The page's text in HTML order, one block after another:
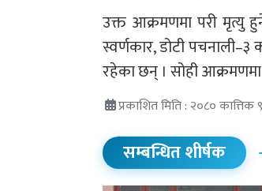
उक्त आक्रमणमा परी मृत्यु
स्वर्णकार, डोटी
रहेका छन् । सोही आक्रमणमा
प्रकाशित मिति : २०८० कात्तिक
सम्बन्धित शीर्षक